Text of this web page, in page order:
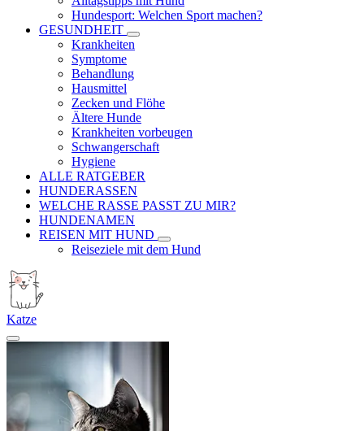
Hundesport: Welchen Sport machen?
GESUNDHEIT
Krankheiten
Symptome
Behandlung
Hausmittel
Zecken und Flöhe
Ältere Hunde
Krankheiten vorbeugen
Schwangerschaft
Hygiene
ALLE RATGEBER
HUNDERASSEN
WELCHE RASSE PASST ZU MIR?
HUNDENAMEN
REISEN MIT HUND
Reiseziele mit dem Hund
Katze